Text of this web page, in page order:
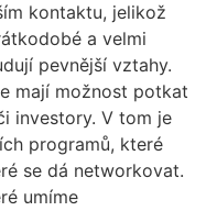
kontaktu, jelikož
a velmi
pevnější vztahy.
mají možnost potkat
investory. V tom je
programů, které
se dá networkovat.
umíme